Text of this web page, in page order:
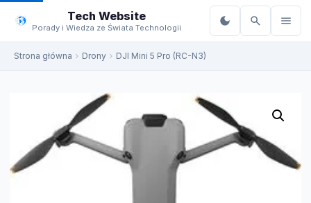
do
treści
Tech Website
Porady i Wiedza ze Świata Technologii
Strona główna Drony DJI Mini 5 Pro (RC-N3)